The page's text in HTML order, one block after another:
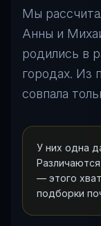
Мы
Анны и
родились в
городах. Из
совпала
У них одна
— этого
подборки